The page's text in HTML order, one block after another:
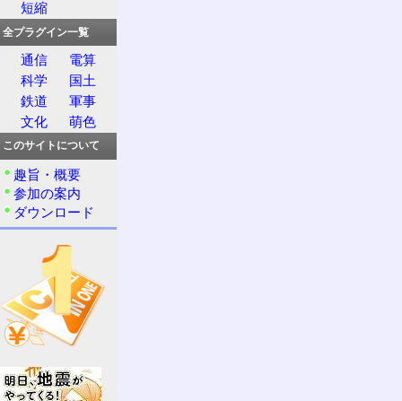
短縮
全プラグイン一覧
通信
電算
科学
国土
鉄道
軍事
文化
萌色
このサイトについて
趣旨・概要
参加の案内
ダウンロード